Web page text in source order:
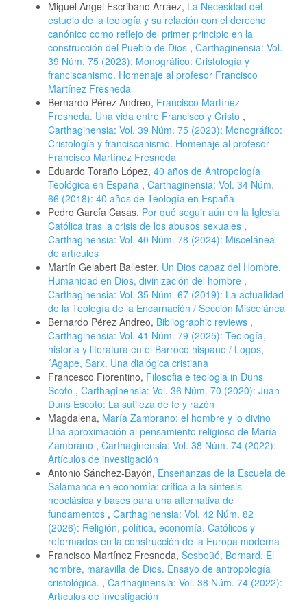
Miguel Angel Escribano Arráez, La Necesidad del
estudio de la teología y su relación con el derecho
canónico como reflejo del primer principio en la
construcción del Pueblo de Dios , Carthaginensia: Vol.
39 Núm. 75 (2023): Monográfico: Cristología y
franciscanismo. Homenaje al profesor Francisco
Martínez Fresneda
Bernardo Pérez Andreo, Francisco Martínez
Fresneda. Una vida entre Francisco y Cristo ,
Carthaginensia: Vol. 39 Núm. 75 (2023): Monográfico:
Cristología y franciscanismo. Homenaje al profesor
Francisco Martínez Fresneda
Eduardo Toraño López, 40 años de Antropología
Teológica en España , Carthaginensia: Vol. 34 Núm.
66 (2018): 40 años de Teología en España
Pedro García Casas, Por qué seguir aún en la Iglesia
Católica tras la crisis de los abusos sexuales ,
Carthaginensia: Vol. 40 Núm. 78 (2024): Miscelánea
de artículos
Martín Gelabert Ballester, Un Dios capaz del Hombre.
Humanidad en Dios, divinización del hombre ,
Carthaginensia: Vol. 35 Núm. 67 (2019): La actualidad
de la Teología de la Encarnación / Sección Miscelánea
Bernardo Pérez Andreo, Bibliographic reviews ,
Carthaginensia: Vol. 41 Núm. 79 (2025): Teología,
historia y literatura en el Barroco hispano / Logos,
´Agape, Sarx. Una dialógica cristiana
Francesco Fiorentino, Filosofia e teologia in Duns
Scoto , Carthaginensia: Vol. 36 Núm. 70 (2020): Juan
Duns Escoto: La sutileza de fe y razón
Magdalena, María Zambrano: el hombre y lo divino
Una aproximación al pensamiento religioso de María
Zambrano , Carthaginensia: Vol. 38 Núm. 74 (2022):
Artículos de investigación
Antonio Sánchez-Bayón, Enseñanzas de la Escuela de
Salamanca en economía: crítica a la síntesis
neoclásica y bases para una alternativa de
fundamentos , Carthaginensia: Vol. 42 Núm. 82
(2026): Religión, política, economía. Católicos y
reformados en la construcción de la Europa moderna
Francisco Martínez Fresneda, Sesboüé, Bernard, El
hombre, maravilla de Dios. Ensayo de antropología
cristológica. , Carthaginensia: Vol. 38 Núm. 74 (2022):
Artículos de investigación